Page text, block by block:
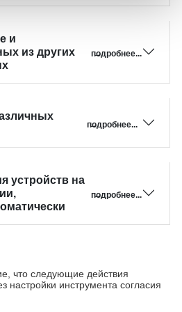
и
из других
→ подробнее...
→ подробнее...
устройств на
→ подробнее...
что следующие действия
настройки инструмента согласия